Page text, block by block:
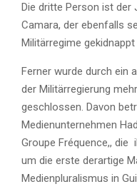
Die dritte Person ist der
Camara, der ebenfalls
Militärregime gekidnappt
Ferner wurde durch ein
der Militärregierung
geschlossen. Davon
Medienunternehmen
Groupe Fréquence,, die
um die erste derartige
Medienpluralismus in